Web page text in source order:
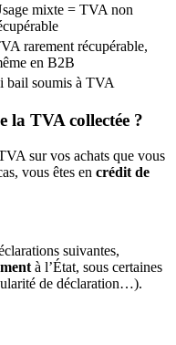
mixte = TVA non
rarement récupérable,
en B2B
bail soumis à TVA
la TVA collectée ?
sur vos achats que vous
vous êtes en crédit de
suivantes,
à l’État, sous certaines
de déclaration…).